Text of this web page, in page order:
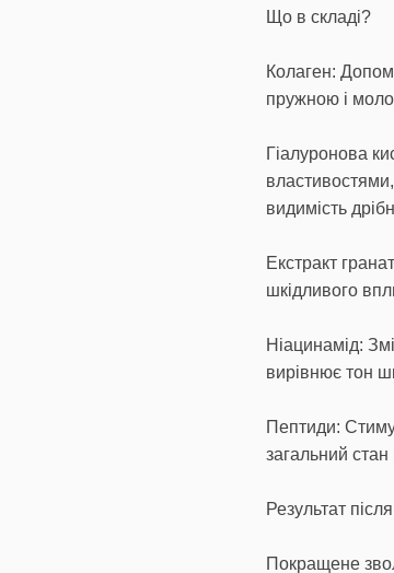
Що в складі?
Колаген:
пружною і
Гіалуронова
видимість
Екстракт
шкідливого
Ніацинамід:
вирівнює тон
Пептиди:
загальний
Результат
Покращене